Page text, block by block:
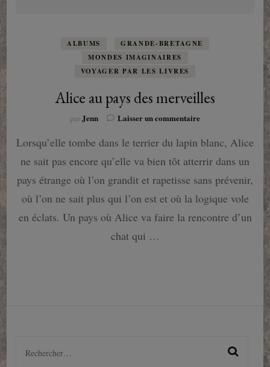
ALBUMS
GRANDE-BRETAGNE
MONDES IMAGINAIRES
VOYAGER PAR LES LIVRES
Alice au pays des merveilles
par Jenn Laisser un commentairesur
au
des
merveilles
Lorsqu’elle tombe dans le terrier du lapin blanc, Alice
ne sait pas encore qu’elle va bien tôt atterrir dans un
pays étrange où l’on grandit et rapetisse sans prévenir,
où l’on ne sait plus qui l’on est et où la logique vole
en éclats. Un pays où Alice va faire la rencontre d’un
chat qui …
Rechercher :